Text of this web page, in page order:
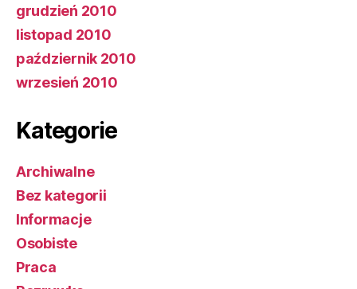
grudzień 2010
listopad 2010
październik 2010
wrzesień 2010
Kategorie
Archiwalne
Bez kategorii
Informacje
Osobiste
Praca